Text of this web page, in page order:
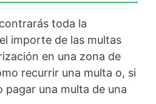
toda la
importe de las multas
en una zona de
recurrir una multa o, si
pagar una multa de una